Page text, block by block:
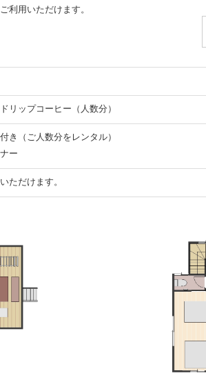
利用いただけます。
リップコーヒー（人数分）
き（ご人数分をレンタル）
ー
ただけます。